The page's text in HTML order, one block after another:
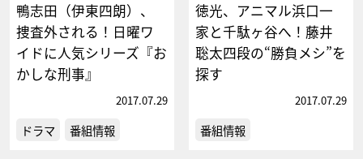
鴨志田（伊東四朗）、
捜査外される！日曜ワ
イドに人気シリーズ『お
かしな刑事』
2017.07.29
ドラマ 番組情報
徳光、アニマル浜口一
家と千駄ヶ谷へ！藤井
聡太四段の“勝負メシ”を
探す
2017.07.29
番組情報